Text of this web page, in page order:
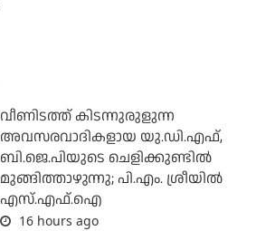
വീണിടത്ത് കിടന്നുരുളുന്ന
അവസരവാദികളായ യു.ഡി.എഫ്,
ബി.ജെ.പിയുടെ ചെളിക്കുണ്ടില്‍
മുങ്ങിത്താഴുന്നു; പി.എം. ശ്രീയില്‍
എസ്.എഫ്.ഐ
16 hours ago